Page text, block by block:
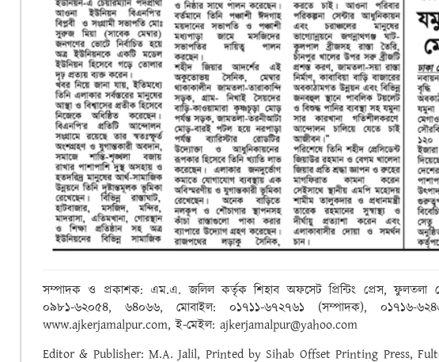
সম্পাদক ও প্রকাশক: এম.এ. জলিল কর্তৃক শিহাব অফসেট প্রিন্টিং প্রেস,
০৯৮১-৬২০৫৪, ৬৪০৬৬, মোবাইল: ০১৭১১-৬৭২৭৬১ (সম্পাদক), ০১৭১৬-
www.ajkerjamalpur.com, ই-মেইল: ajkerjamalpur@yahoo.com
Editor & Publisher: M.A. Jalil, Printed by Sihab Offset Printing Press,